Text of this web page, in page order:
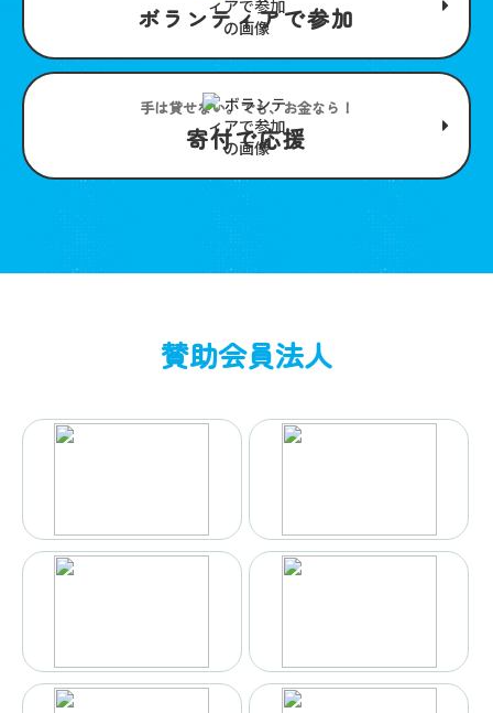
ボランティアで参加
手は貸せない。でも、お金なら！
寄付で応援
賛助会員法人